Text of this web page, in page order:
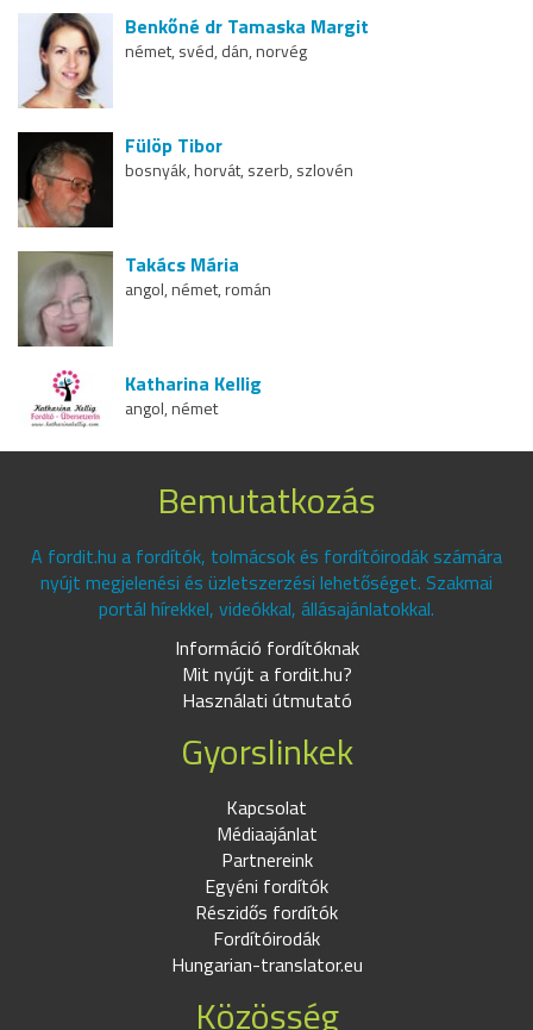
Benkőné dr Tamaska Margit
német, svéd, dán, norvég
Fülöp Tibor
bosnyák, horvát, szerb, szlovén
Takács Mária
angol, német, román
Katharina Kellig
angol, német
Bemutatkozás
A fordit.hu a fordítók, tolmácsok és fordítóirodák számára
nyújt megjelenési és üzletszerzési lehetőséget. Szakmai
portál hírekkel, videókkal, állásajánlatokkal.
Információ fordítóknak
Mit nyújt a fordit.hu?
Használati útmutató
Gyorslinkek
Kapcsolat
Médiaajánlat
Partnereink
Egyéni fordítók
Részidős fordítók
Fordítóirodák
Hungarian-translator.eu
Közösség